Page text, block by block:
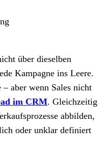
über dieselben
Kampagne ins Leere.
aber wenn Sales nicht
im CRM. Gleichzeitig
abbilden,
oder unklar definiert